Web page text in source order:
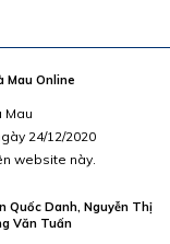
Mau Online
Mau
24/12/2020
website này.
Quốc Danh, Nguyễn Thị
Văn Tuấn